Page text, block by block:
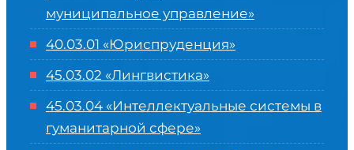
муниципальное управление»
40.03.01 «Юриспруденция»
45.03.02 «Лингвистика»
45.03.04 «Интеллектуальные системы в
гуманитарной сфере»